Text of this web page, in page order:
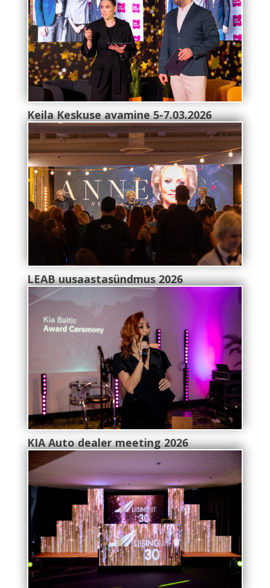
Keila Keskuse avamine 5-7.03.2026
LEAB uusaastasündmus 2026
KIA Auto dealer meeting 2026